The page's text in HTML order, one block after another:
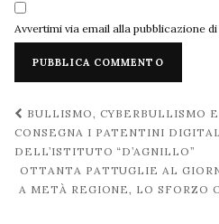
Avvertimi via email alla pubblicazione
Navigazione
post
BULLISMO, CYBERBULLISMO
CONSEGNA I PATENTINI
DELL’ISTITUTO “D’AGNILLO”
OTTANTA PATTUGLIE AL
A METÀ REGIONE, LO SFORZO